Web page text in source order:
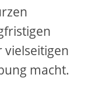
vielseitigen
macht.